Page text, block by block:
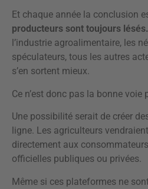
Et chaque année la conclusion
producteurs sont toujours lésés.
l’industrie agroalimentaire, les
spéculateurs, tous les autres
s’en sortent mieux.
Ce n’est donc pas la bonne
Une possibilité serait de créer
ligne. Les agriculteurs
directement aux
officielles publiques ou privées.
Même si ces plateformes ne